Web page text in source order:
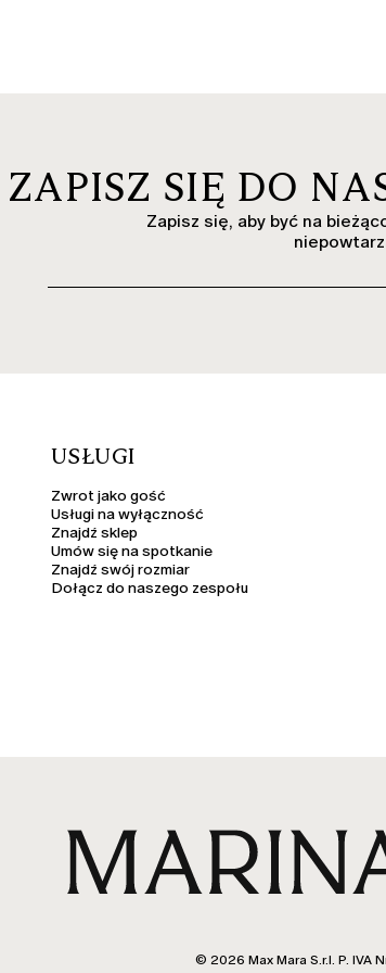
ZAPISZ SIĘ DO
Zapisz się, aby być na
USŁUGI
Zwrot jako gość
Usługi na wyłączność
Znajdź sklep
Umów się na spotkanie
Znajdź swój rozmiar
Dołącz do naszego zespołu
© 2026 Max Mara S.r.l. P. IVA